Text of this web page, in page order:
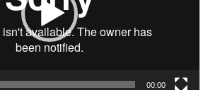
00:00